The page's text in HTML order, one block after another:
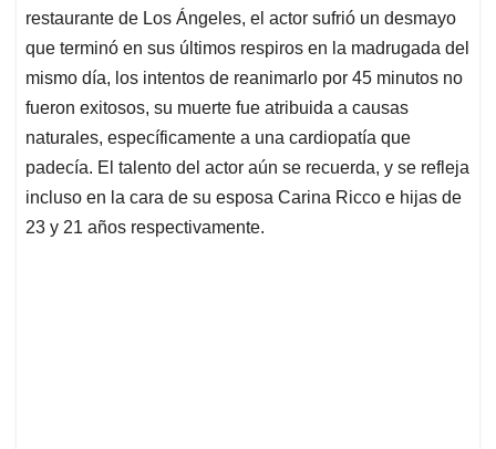
restaurante de Los Ángeles, el actor sufrió un desmayo
que terminó en sus últimos respiros en la madrugada del
mismo día, los intentos de reanimarlo por 45 minutos no
fueron exitosos, su muerte fue atribuida a causas
naturales, específicamente a una cardiopatía que
padecía. El talento del actor aún se recuerda, y se refleja
incluso en la cara de su esposa Carina Ricco e hijas de
23 y 21 años respectivamente.